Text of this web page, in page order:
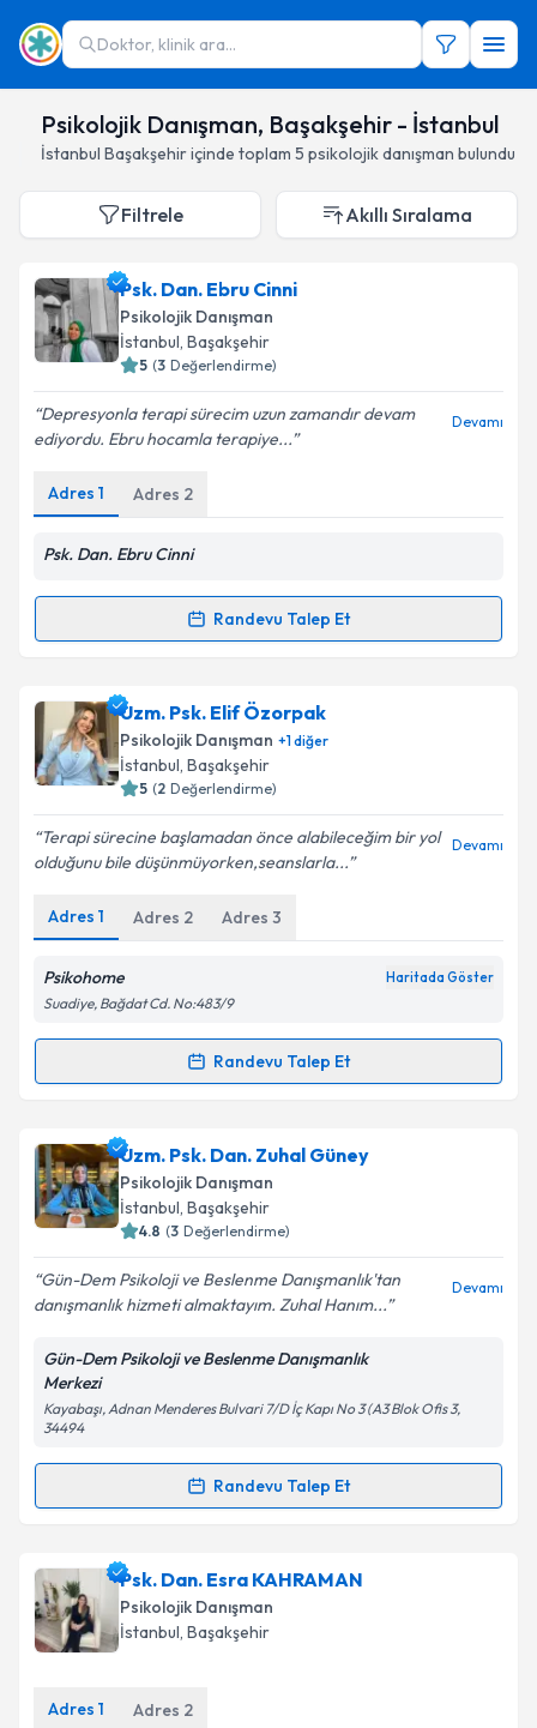
Doktor, klinik ara...
Psikolojik Danışman, Başakşehir - İstanbul
İstanbul Başakşehiriçinde toplam 5 psikolojik danışman bulundu
Filtrele Akıllı Sıralama
Psk. Dan. Ebru Cinni
Psikolojik Danışman
İstanbul, Başakşehir
5 (3 Değerlendirme)
Depresyonla terapi sürecim uzun zamandır devam
ediyordu. Ebru hocamla terapiye...
Devamı
Adres 1 Adres 2
Psk. Dan. Ebru Cinni
Randevu Talep Et
Randevu Takvimi Talebi
Psk. Dan. Ebru Cinniiçin randevu takvimi talebi
oluşturun. Size bu uzmandan randevu almanız için bir
takvim hazırlandığında e-posta ile bilgilendireceğiz.
Kişisel verilerimin işlenmesine ilişkin
Metni'ni okudum ve kişisel verilerimin belirtilen
kapsamda işlenmesini kabul ediyorum.
Takvim Talebini Gönder
Uzm. Psk. Elif Özorpak
Psikolojik Danışman +1diğer
İstanbul, Başakşehir
5 (2 Değerlendirme)
Terapi sürecine başlamadan önce alabileceğim bir yol
olduğunu bile düşünmüyorken,seanslarla...
Devamı
Adres 1 Adres 2 Adres 3
Psikohome Haritada Göster
Suadiye, Bağdat Cd. No:483/9
Randevu Talep Et
Randevu Takvimi Talebi
Uzm. Psk. Elif Özorpakiçin randevu takvimi talebi
oluşturun. Size bu uzmandan randevu almanız için bir
takvim hazırlandığında e-posta ile bilgilendireceğiz.
Kişisel verilerimin işlenmesine ilişkin
kapsamda işlenmesini kabul ediyorum.
Takvim Talebini Gönder
Uzm. Psk. Dan. Zuhal Güney
Psikolojik Danışman
İstanbul, Başakşehir
4.8 (3 Değerlendirme)
Gün-Dem Psikoloji ve Beslenme Danışmanlık'tan
danışmanlık hizmeti almaktayım. Zuhal Hanım...
Devamı
Gün-Dem Psikoloji ve Beslenme Danışmanlık
Merkezi
Kayabaşı, Adnan Menderes Bulvari 7/D İç Kapı No 3 (A3 Blok Ofis 3,
34494
Randevu Talep Et
Randevu Takvimi Talebi
Uzm. Psk. Dan. Zuhal Güneyiçin randevu takvimi
talebi oluşturun. Size bu uzmandan randevu almanız
için bir takvim hazırlandığında e-posta ile
bilgilendireceğiz.
Psk. Dan. Esra KAHRAMAN
Psikolojik Danışman
İstanbul, Başakşehir
Adres 1 Adres 2